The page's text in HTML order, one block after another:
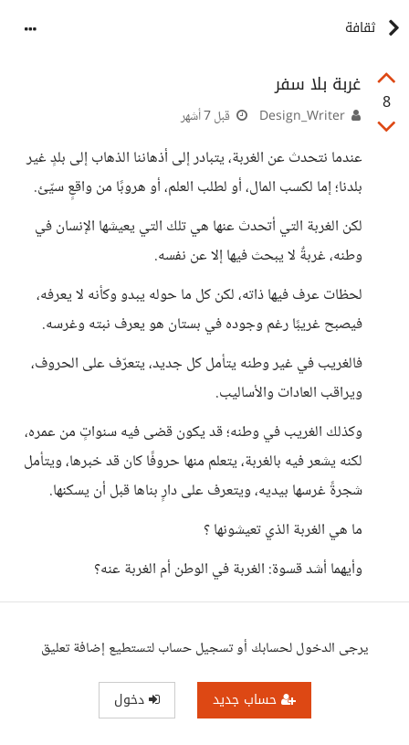
ثقافة
8
غربة بلا سفر
قبل 7 أشهر
عندما نتحدث عن الغربة، يتبادر إلى أذهاننا الذهاب إلى بلدٍ غير
بلدنا؛ إما لكسب المال، أو لطلب العلم، أو هروبًا من واقعٍ سيّئ.
لكن الغربة التي أتحدث عنها هي تلك التي يعيشها الإنسان في
وطنه، غربةٌ لا يبحث فيها إلا عن نفسه.
لحظات عرف فيها ذاته، لكن كل ما حوله يبدو وكأنه لا يعرفه،
فيصبح غريبًا رغم وجوده في بستان هو يعرف نبته وغرسه.
فالغريب في غير وطنه يتأمل كل جديد، يتعرّف على الحروف،
ويراقب العادات والأساليب.
وكذلك الغريب في وطنه؛ قد يكون قضى فيه سنواتٍ من عمره،
لكنه يشعر فيه بالغربة، يتعلم منها حروفًا كان قد خبرها، ويتأمل
شجرةً غرسها بيديه، ويتعرف على دارٍ بناها قبل أن يسكنها.
ما هي الغربة الذي تعيشونها ؟
وأيهما أشد قسوة: الغربة في الوطن أم الغربة عنه؟
يرجى الدخول لحسابك أو تسجيل حساب لتستطيع إضافة تعليق
حساب جديد دخول